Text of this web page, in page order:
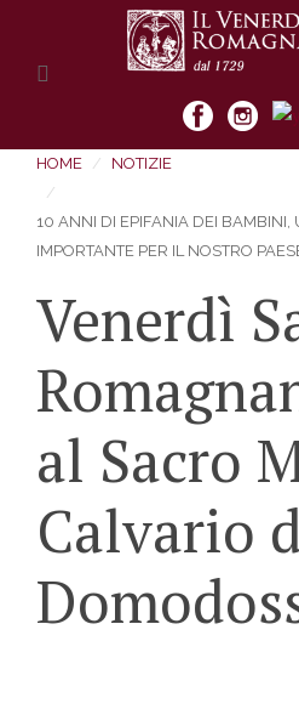
HOME NOTIZIE
10 ANNI DI EPIFANIA DEI BAMBINI,
IMPORTANTE PER IL NOSTRO
Venerdì
al Sacro
Calvario